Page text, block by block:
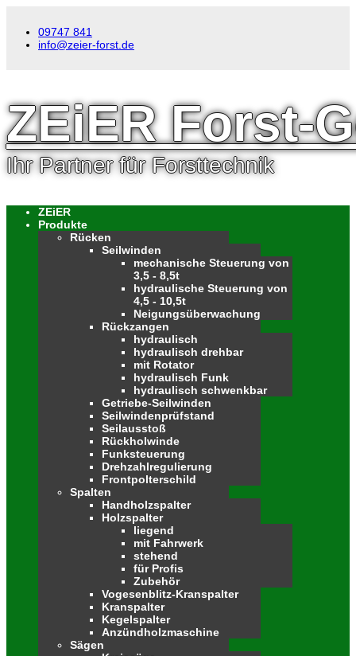
09747 841
info@zeier-forst.de
ZEiER Forst-
Ihr Partner für Forsttechnik
ZEiER
Produkte
Rücken
Seilwinden
mechanische Steuerung von
3,5 - 8,5t
hydraulische Steuerung von
4,5 - 10,5t
Neigungsüberwachung
Rückzangen
hydraulisch
hydraulisch drehbar
mit Rotator
hydraulisch Funk
hydraulisch schwenkbar
Getriebe-Seilwinden
Seilwindenprüfstand
Seilausstoß
Rückholwinde
Funksteuerung
Drehzahlregulierung
Frontpolterschild
Spalten
Handholzspalter
Holzspalter
liegend
mit Fahrwerk
stehend
für Profis
Zubehör
Vogesenblitz-Kranspalter
Kranspalter
Kegelspalter
Anzündholzmaschine
Sägen